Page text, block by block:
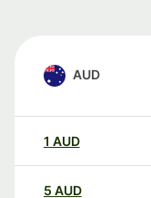
AUD
1 AUD
5 AUD